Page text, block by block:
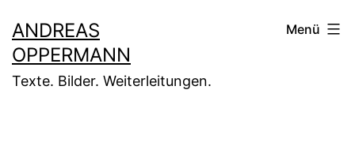
Inhalt
springen
ANDREAS
OPPERMANN
Texte. Bilder. Weiterleitungen.
Menü